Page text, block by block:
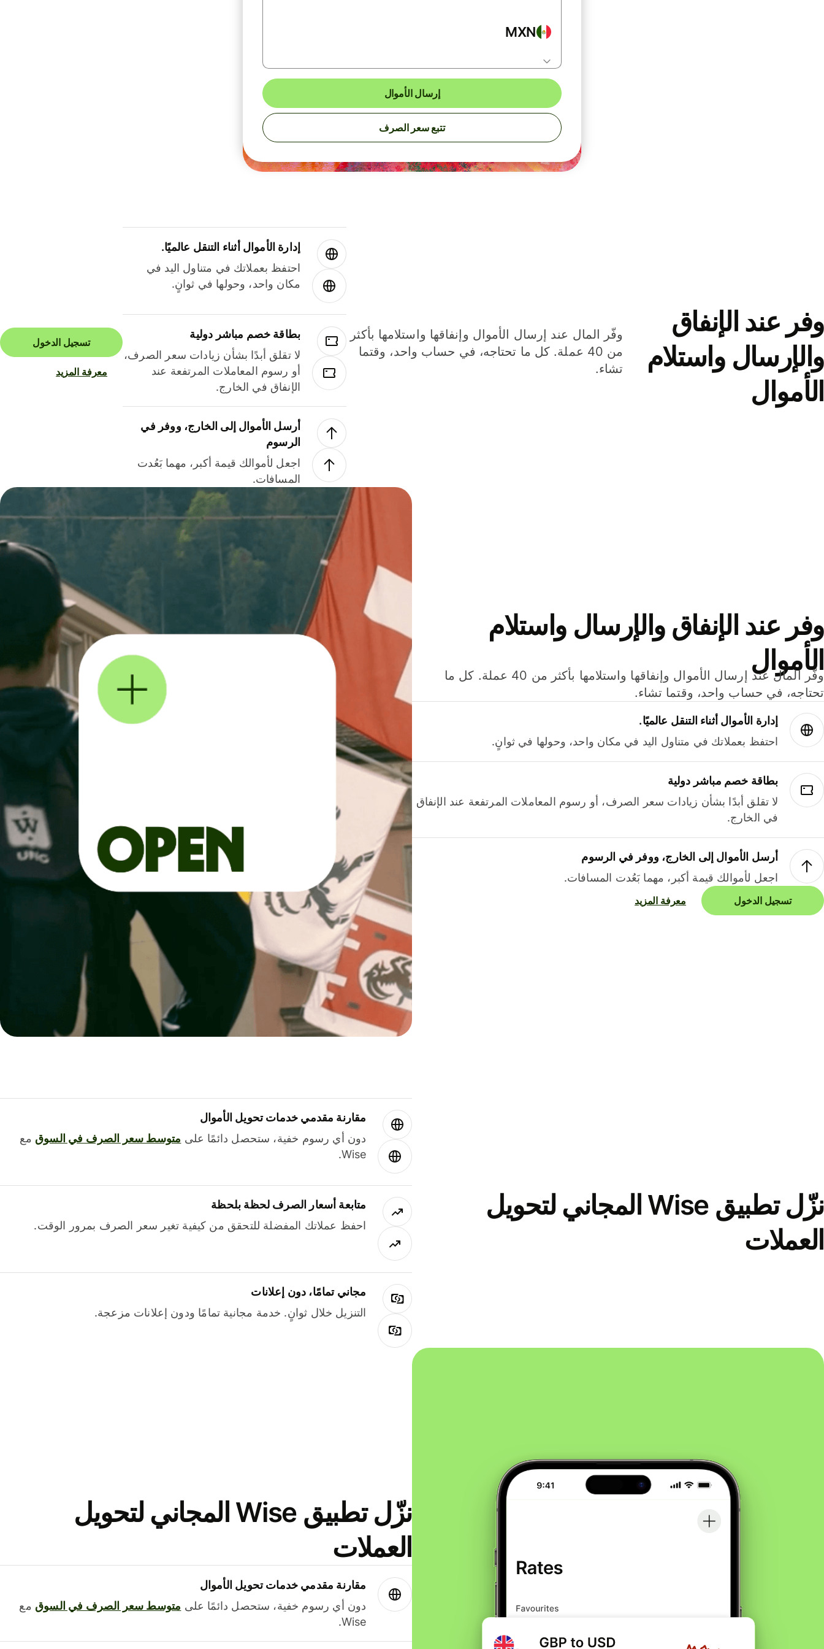
MXN
إرسال الأموال
تتبع سعر الصرف
وفر عند الإنفاق
والإرسال واستلام
الأموال
وفّر المال عند إرسال الأموال وإنفاقها واستلامها بأكثر
من 40 عملة. كل ما تحتاجه، في حساب واحد، وقتما
تشاء.
إدارة الأموال أثناء التنقل عالميًا.
احتفظ بعملاتك في متناول اليد في
مكان واحد، وحولها في ثوانٍ.
بطاقة خصم مباشر دولية
لا تقلق أبدًا بشأن زيادات سعر الصرف،
أو رسوم المعاملات المرتفعة عند
الإنفاق في الخارج.
أرسل الأموال إلى الخارج، ووفر في
الرسوم
اجعل لأموالك قيمة أكبر، مهما بَعُدت
المسافات.
تسجيل الدخول
معرفة المزيد
وفر عند الإنفاق والإرسال واستلام
الأموال
وفّر المال عند إرسال الأموال وإنفاقها واستلامها بأكثر من 40 عملة. كل ما
تحتاجه، في حساب واحد، وقتما تشاء.
إدارة الأموال أثناء التنقل عالميًا.
احتفظ بعملاتك في متناول اليد في مكان واحد، وحولها في ثوانٍ.
بطاقة خصم مباشر دولية
لا تقلق أبدًا بشأن زيادات سعر الصرف، أو رسوم المعاملات المرتفعة عند الإنفاق
في الخارج.
أرسل الأموال إلى الخارج، ووفر في الرسوم
اجعل لأموالك قيمة أكبر، مهما بَعُدت المسافات.
تسجيل الدخول معرفة المزيد
نزّل تطبيق Wise المجاني لتحويل
العملات
مقارنة مقدمي خدمات تحويل الأموال
دون أي رسوم خفية، ستحصل دائمًا على متوسط ​​سعر الصرف في السوق مع
Wise.
متابعة أسعار الصرف لحظة بلحظة
احفظ عملاتك المفضلة للتحقق من كيفية تغير سعر الصرف بمرور الوقت.
مجاني تمامًا، دون إعلانات
التنزيل خلال ثوانٍ. خدمة مجانية تمامًا ودون إعلانات مزعجة.
نزّل تطبيق Wise المجاني لتحويل
العملات
مقارنة مقدمي خدمات تحويل الأموال
دون أي رسوم خفية، ستحصل دائمًا على متوسط ​​سعر الصرف في السوق مع
Wise.